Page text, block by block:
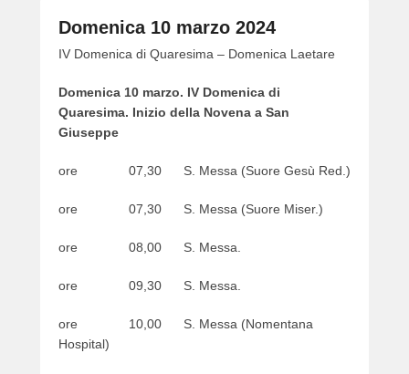
Domenica 10 marzo 2024
P
s
t
e
o
1
/
3
IV Domenica di Quaresima – Domenica Laetare
Domenica 10 marzo. IV Domenica di
Quaresima. Inizio della Novena a San
Giuseppe
ore 07,30 S. Messa (Suore Gesù Red.)
ore 07,30 S. Messa (Suore Miser.)
ore 08,00 S. Messa.
ore 09,30 S. Messa.
ore 10,00 S. Messa (Nomentana
Hospital)